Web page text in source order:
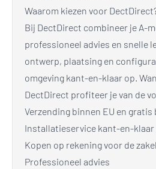
Waarom kiezen voor
Bij DectDirect combineer je A-
professioneel advies en snelle
ontwerp, plaatsing en
omgeving kant-en-klaar op.
DectDirect profiteer je van de
Verzending binnen EU en gratis
Installatieservice kant-en-
Kopen op rekening voor de
Professioneel advies